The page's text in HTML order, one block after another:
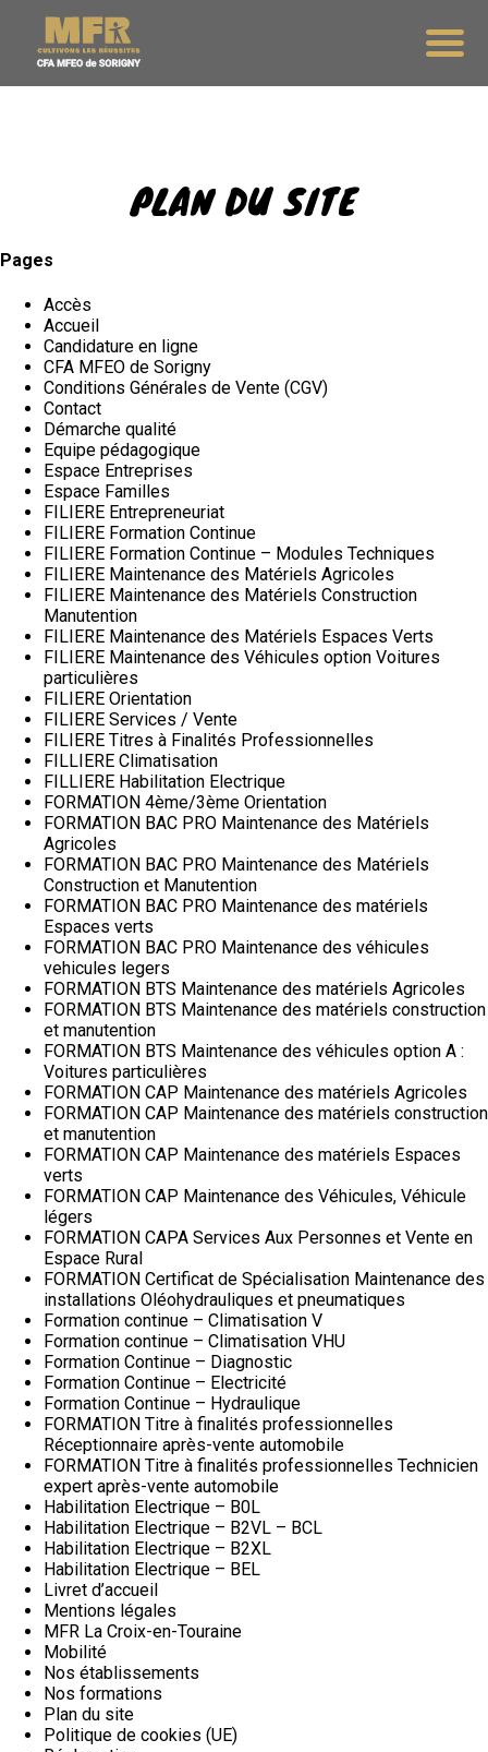
PLAN DU SITE
Pages
Accès
Accueil
Candidature en ligne
CFA MFEO de Sorigny
Conditions Générales de Vente (CGV)
Contact
Démarche qualité
Equipe pédagogique
Espace Entreprises
Espace Familles
FILIERE Entrepreneuriat
FILIERE Formation Continue
FILIERE Formation Continue – Modules Techniques
FILIERE Maintenance des Matériels Agricoles
FILIERE Maintenance des Matériels Construction
Manutention
FILIERE Maintenance des Matériels Espaces Verts
FILIERE Maintenance des Véhicules option Voitures
particulières
FILIERE Orientation
FILIERE Services / Vente
FILIERE Titres à Finalités Professionnelles
FILLIERE Climatisation
FILLIERE Habilitation Electrique
FORMATION 4ème/3ème Orientation
FORMATION BAC PRO Maintenance des Matériels
Agricoles
FORMATION BAC PRO Maintenance des Matériels
Construction et Manutention
FORMATION BAC PRO Maintenance des matériels
Espaces verts
FORMATION BAC PRO Maintenance des véhicules
vehicules legers
FORMATION BTS Maintenance des matériels Agricoles
FORMATION BTS Maintenance des matériels construction
et manutention
FORMATION BTS Maintenance des véhicules option A :
Voitures particulières
FORMATION CAP Maintenance des matériels Agricoles
FORMATION CAP Maintenance des matériels construction
et manutention
FORMATION CAP Maintenance des matériels Espaces
verts
FORMATION CAP Maintenance des Véhicules, Véhicule
légers
FORMATION CAPA Services Aux Personnes et Vente en
Espace Rural
FORMATION Certificat de Spécialisation Maintenance des
installations Oléohydrauliques et pneumatiques
Formation continue – Climatisation V
Formation continue – Climatisation VHU
Formation Continue – Diagnostic
Formation Continue – Electricité
Formation Continue – Hydraulique
FORMATION Titre à finalités professionnelles
Réceptionnaire après-vente automobile
FORMATION Titre à finalités professionnelles Technicien
expert après-vente automobile
Habilitation Electrique – B0L
Habilitation Electrique – B2VL – BCL
Habilitation Electrique – B2XL
Habilitation Electrique – BEL
Livret d’accueil
Mentions légales
MFR La Croix-en-Touraine
Mobilité
Nos établissements
Nos formations
Plan du site
Politique de cookies (UE)